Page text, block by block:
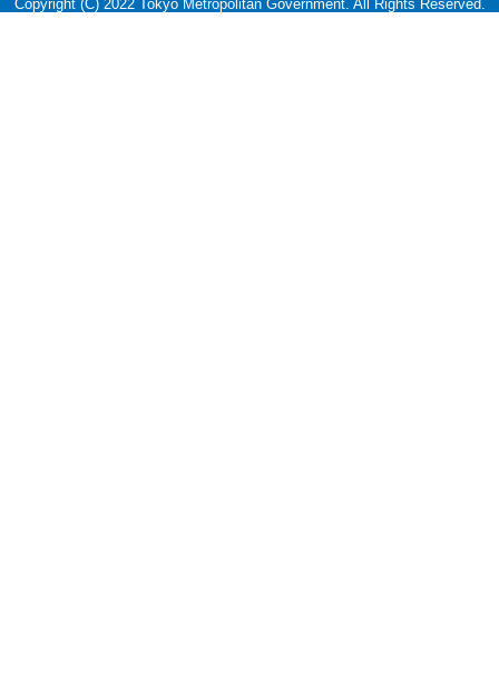
ーCopyright (C) 2022 Tokyo Metropolitan Government. All Rights Reserved.